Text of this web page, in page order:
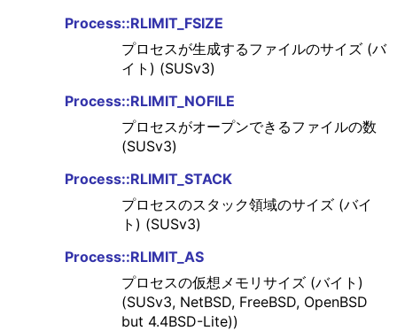
Process::RLIMIT_FSIZE
プロセスが生成するファイルのサイズ (バ
イト) (SUSv3)
Process::RLIMIT_NOFILE
プロセスがオープンできるファイルの数
(SUSv3)
Process::RLIMIT_STACK
プロセスのスタック領域のサイズ (バイ
ト) (SUSv3)
Process::RLIMIT_AS
プロセスの仮想メモリサイズ (バイト)
(SUSv3, NetBSD, FreeBSD, OpenBSD
but 4.4BSD-Lite))